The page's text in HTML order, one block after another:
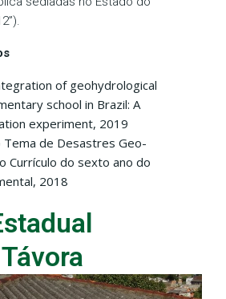
of geohydrological
school in Brazil: A
experiment, 2019
de Desastres Geo-
Currículo do sexto ano do
2018